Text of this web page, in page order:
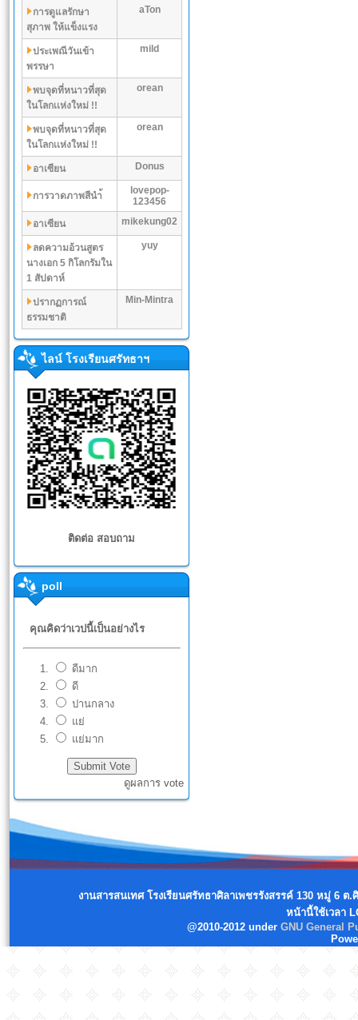
การดูแลรักษา
สุภาพ ให้แข็งแรง
aTon
ประเพณีวันเข้า
พรรษา
mild
พบจุดที่หนาวที่สุด
ในโลกเเห่งใหม่ !!
orean
พบจุดที่หนาวที่สุด
ในโลกเเห่งใหม่ !!
orean
อาเซียน Donus
การวาดภาพสีนำ้
lovepop-
123456
อาเซียน
mikekung02
ลดความอ้วนสูตร
นางเอก 5 กิโลกรัมใน
1 สัปดาห์
yuy
ปรากฏการณ์
ธรรมชาติ
Min-Mintra
ไลน์ โรงเรียนศรัทธาฯ
ติดต่อ สอบถาม
poll
คุณคิดว่าเวปนี้เป็นอย่างไร
ดีมาก
ดี
ปานกลาง
แย่
แย่มาก
ดูผลการ vote
งานสารสนเทศ โรงเรียนศรัทธาศิลาเพชรรังสรรค์ 130 หมู่ 6
หน้านี้ใช้เวลา
@2010-2012 under GNU General